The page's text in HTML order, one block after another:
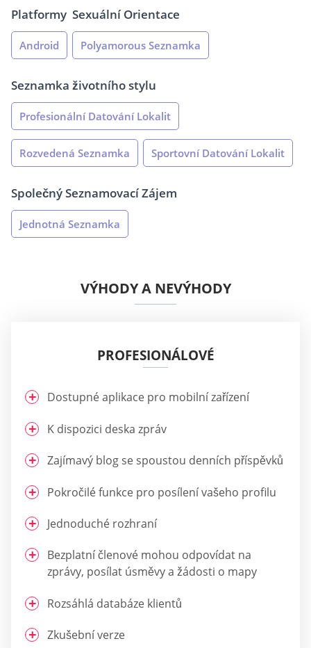
Platformy
Android
Sexuální Orientace
Polyamorous Seznamka
Seznamka životního stylu
Profesionální Datování Lokalit
Rozvedená Seznamka Sportovní Datování Lokalit
Společný Seznamovací Zájem
Jednotná Seznamka
VÝHODY A NEVÝHODY
PROFESIONÁLOVÉ
Dostupné aplikace pro mobilní zařízení
K dispozici deska zpráv
Zajímavý blog se spoustou denních příspěvků
Pokročilé funkce pro posílení vašeho profilu
Jednoduché rozhraní
Bezplatní členové mohou odpovídat na
zprávy, posílat úsměvy a žádosti o mapy
Rozsáhlá databáze klientů
Zkušební verze